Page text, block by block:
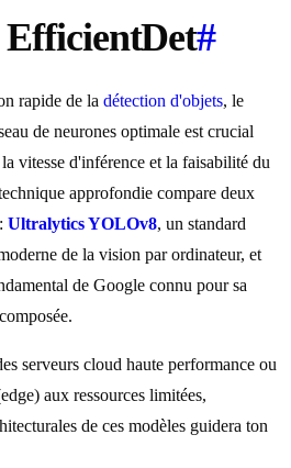
#
rapide de la détection d'objets, le
de neurones optimale est crucial
vitesse d'inférence et la faisabilité du
approfondie compare deux
Ultralytics YOLOv8, un standard
de la vision par ordinateur, et
de Google connu pour sa
serveurs cloud haute performance ou
aux ressources limitées,
de ces modèles guidera ton